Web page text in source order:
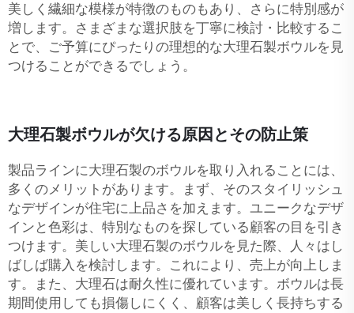
美しく繊細な模様が特徴のものもあり、さらに特別感が
増します。さまざまな選択肢を丁寧に検討・比較するこ
とで、ご予算にぴったりの理想的な大理石製ボウルを見
つけることができるでしょう。
大理石製ボウルが欠ける原因とその防止策
製品ラインに大理石製のボウルを取り入れることには、
多くのメリットがあります。まず、そのスタイリッシュ
なデザインが住宅に上品さを加えます。ユニークなデザ
インと色彩は、特別なものを探している顧客の目を引き
つけます。美しい大理石製のボウルを見た際、人々はし
ばしば購入を検討します。これにより、売上が向上しま
す。また、大理石は耐久性に優れています。ボウルは長
期間使用しても損傷しにくく、顧客は美しく長持ちする